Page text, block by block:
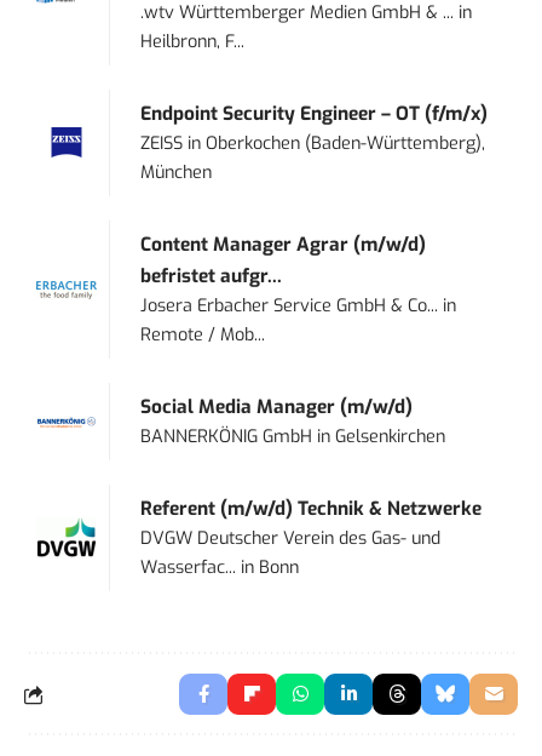
.wtv Württemberger Medien GmbH & ... in
Heilbronn, F...
Endpoint Security Engineer – OT (f/m/x)
ZEISS inOberkochen (Baden-Württemberg),
München
Content Manager Agrar (m/w/d)
befristet aufgr...
Josera Erbacher Service GmbH & Co... in
Remote / Mob...
Social Media Manager (m/w/d)
BANNERKÖNIG GmbH inGelsenkirchen
Referent (m/w/d) Technik & Netzwerke
DVGW Deutscher Verein des Gas- und
Wasserfac... in Bonn